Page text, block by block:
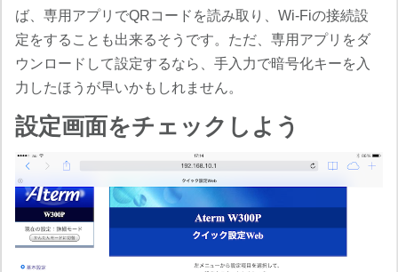
ば、専用アプリでQRコードを読み取り、Wi-Fiの接続設
定をすることも出来るそうです。ただ、専用アプリをダ
ウンロードして設定するなら、手入力で暗号化キーを入
力したほうが早いかもしれません。
設定画面をチェックしよう